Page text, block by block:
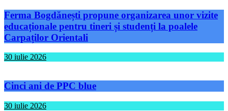
Ferma Bogdănești propune organizarea unor vizite
educaționale pentru tineri și studenți la poalele
Carpaților Orientali
30 iulie 2026
Cinci ani de PPC blue
30 iulie 2026